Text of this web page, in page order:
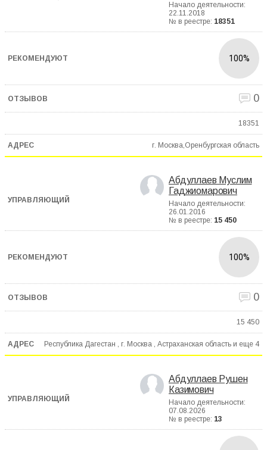
Начало деятельности:
22.11.2018
№ в реестре: 18351
100%
0
18351
г. Москва,Оренбургская область
Абдуллаев Муслим
Гаджиомарович
Начало деятельности:
26.01.2016
№ в реестре: 15 450
100%
0
15 450
Республика Дагестан , г. Москва , Астраханская область и еще 4
Абдуллаев Рушен
Казимович
Начало деятельности:
07.08.2026
№ в реестре: 13